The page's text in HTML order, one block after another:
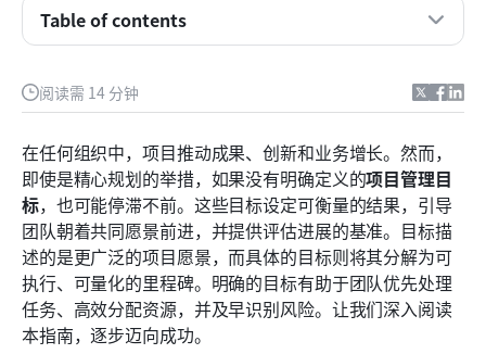
阅读需 14 分钟
在任何组织中，项目推动成果、创新和业务增长。然而，
即使是精心规划的举措，如果没有明确定义的项目管理目
标，也可能停滞不前。这些目标设定可衡量的结果，引导
团队朝着共同愿景前进，并提供评估进展的基准。目标描
述的是更广泛的项目愿景，而具体的目标则将其分解为可
执行、可量化的里程碑。明确的目标有助于团队优先处理
任务、高效分配资源，并及早识别风险。让我们深入阅读
本指南，逐步迈向成功。
Table of contents
项目管理目标是什么？
项目管理的常见目标
项目管理的SMART目标
使用 Lark 实现项目目标
如何制定有效的项目管理目标
在 Lark 中管理项目目标的好处
结论